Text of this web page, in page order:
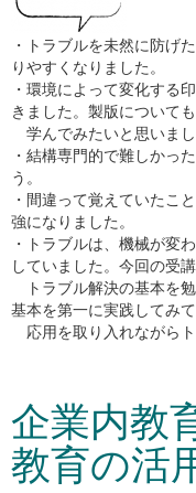
・トラブルを未然に防げ
りやすくなりました。
・環境によって変化する
きました。製版についても
学んでみたいと思いまし
・結構専門的で難しかっ
う。
・間違って覚えていたこ
強になりました。
・トラブルは、機械が変
していました。今回の受講
トラブル解決の基本を
基本を第一に実践してみて
応用を取り入れながら
企業内教
教育の活